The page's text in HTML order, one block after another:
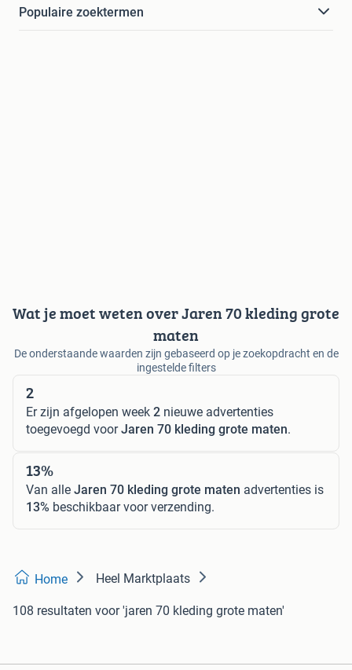
Populaire zoektermen
Wat je moet weten over Jaren 70 kleding grote
maten
De onderstaande waarden zijn gebaseerd op je zoekopdracht en de
ingestelde filters
2
Er zijn afgelopen week 2 nieuwe advertenties
toegevoegd voorJaren 70 kleding grote maten.
13%
Van alle Jaren 70 kleding grote maten advertenties is
13% beschikbaar voor verzending.
Home Heel Marktplaats
108 resultaten voor 'jaren 70 kleding grote maten'